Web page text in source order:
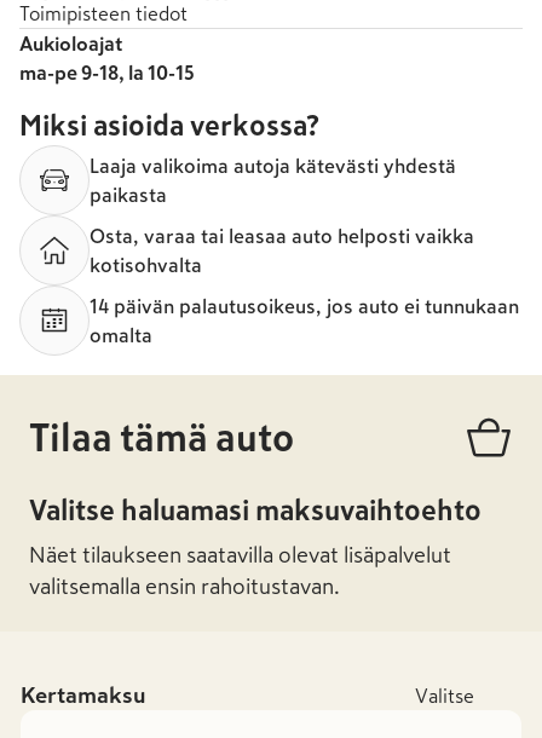
Toimipisteen tiedot
Aukioloajat
ma-pe 9-18, la 10-15
Miksi asioida verkossa?
Laaja valikoima autoja kätevästi yhdestä
paikasta
Osta, varaa tai leasaa auto helposti vaikka
kotisohvalta
14 päivän palautusoikeus, jos auto ei tunnukaan
omalta
Tilaa tämä auto
Valitse haluamasi maksuvaihtoehto
Näet tilaukseen saatavilla olevat lisäpalvelut
valitsemalla ensin rahoitustavan.
Kertamaksu Valitse